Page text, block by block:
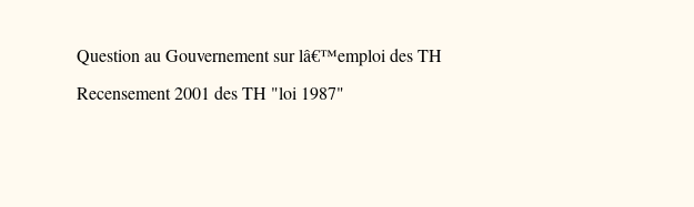
Question au Gouvernement sur lâ€™emploi des TH
Recensement 2001 des TH "loi 1987"